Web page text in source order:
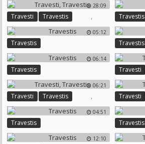
28:09
Travesti ,
Travestis Travestis
05:12
Travestis Travestis
06:14
Travestis Travesti
06:21
Travesti ,
Travestis Travesti
04:51
Travestis Travestis
12:10